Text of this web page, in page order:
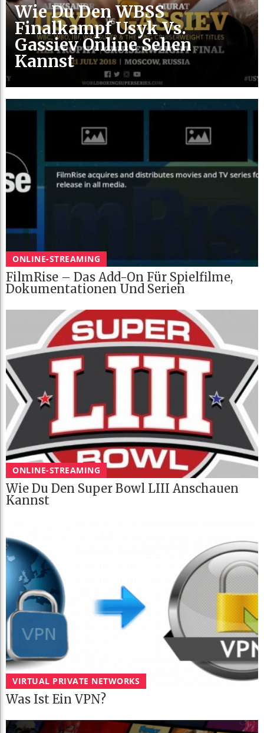
Wie Du Den WBSS
Finalkampf Usyk Vs.
Gassiev Online Sehen
Kannst
ONLINE-STREAMING
FilmRise – Das Add-On Für Spielfilme,
Dokumentationen Und Serien
ONLINE-STREAMING
Wie Du Den Super Bowl LIII Anschauen
Kannst
VIRTUAL PRIVATE NETWORKS
Was Ist Ein VPN?